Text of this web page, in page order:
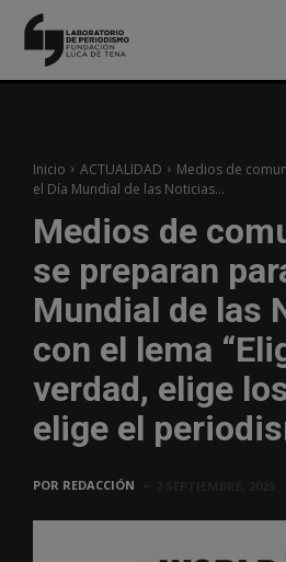
Inicio ACTUALIDAD
Medios de
el Día Mundial de las Noticias...
Medios de
se preparan
Mundial de las
con el lema
verdad, elige
elige el
POR REDACCIÓN